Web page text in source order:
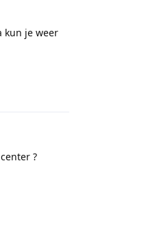
kun je weer
?